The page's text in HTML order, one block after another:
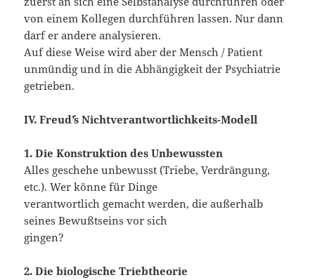
von einem Kollegen durchführen lassen. Nur dann
darf er andere analysieren.
Auf diese Weise wird aber der Mensch / Patient
unmündig und in die Abhängigkeit der Psychiatrie
getrieben.
IV. Freud´’s Nichtverantwortlichkeits-Modell
1. Die Konstruktion des Unbewussten
Alles geschehe unbewusst (Triebe, Verdrängung,
etc.). Wer könne für Dinge
verantwortlich gemacht werden, die außerhalb
seines Bewußtseins vor sich
gingen?
2. Die biologische Triebtheorie